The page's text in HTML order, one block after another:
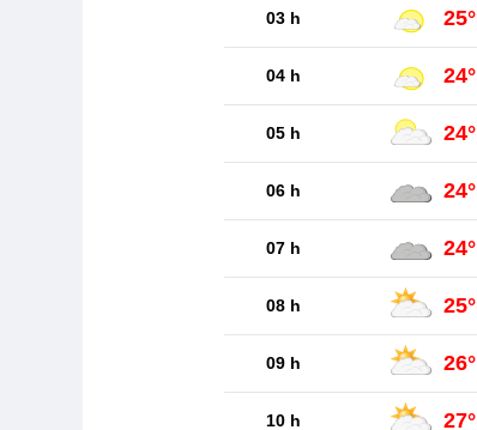
03 h 25°
04 h 24°
05 h 24°
06 h 24°
07 h 24°
08 h 25°
09 h 26°
10 h 27°